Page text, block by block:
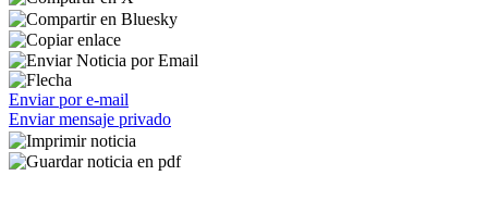
Enviar por e-mail
Enviar mensaje privado